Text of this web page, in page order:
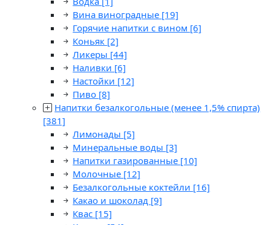
Вина виноградные [19]
Горячие напитки с вином [6]
Коньяк [2]
Ликеры [44]
Наливки [6]
Настойки [12]
Пиво [8]
Напитки безалкогольные (менее 1,5% спирта)
[381]
Лимонады [5]
Минеральные воды [3]
Напитки газированные [10]
Молочные [12]
Безалкогольные коктейли [16]
Какао и шоколад [9]
Квас [15]